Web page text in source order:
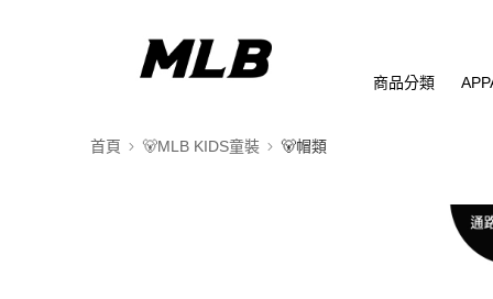
商品分類
首頁 🐻MLB KIDS童裝 🐻帽類